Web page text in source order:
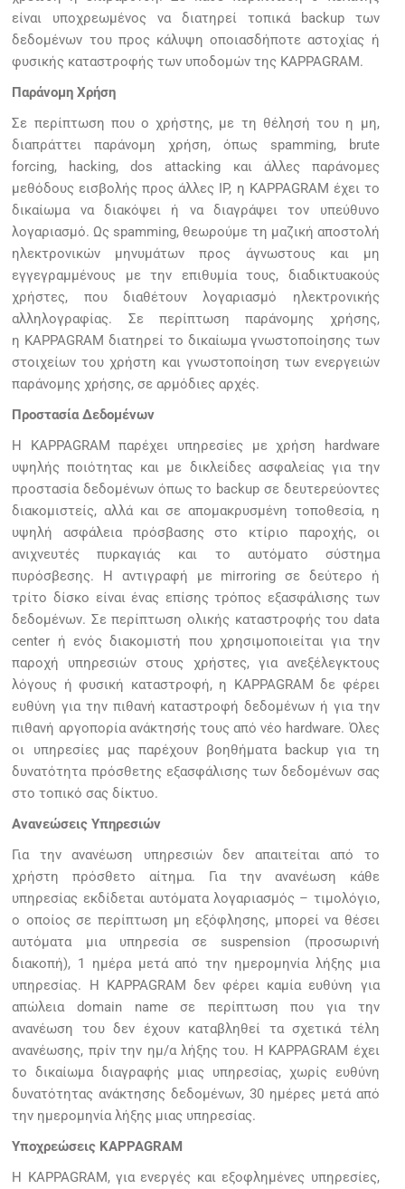
είναι υποχρεωμένος να διατηρεί τοπικά backup των
δεδομένων του προς κάλυψη οποιασδήποτε αστοχίας ή
φυσικής καταστροφής των υποδομών της KAPPAGRAM.
Παράνομη Χρήση
Σε περίπτωση που ο χρήστης, με τη θέλησή του η μη,
διαπράττει παράνομη χρήση, όπως spamming, brute
forcing, hacking, dos attacking και άλλες παράνομες
μεθόδους εισβολής προς άλλες IP, η KAPPAGRAM έχει το
δικαίωμα να διακόψει ή να διαγράψει τον υπεύθυνο
λογαριασμό. Ως spamming, θεωρούμε τη μαζική αποστολή
ηλεκτρονικών μηνυμάτων προς άγνωστους και μη
εγγεγραμμένους με την επιθυμία τους, διαδικτυακούς
χρήστες, που διαθέτουν λογαριασμό ηλεκτρονικής
αλληλογραφίας. Σε περίπτωση παράνομης χρήσης,
η KAPPAGRAM διατηρεί το δικαίωμα γνωστοποίησης των
στοιχείων του χρήστη και γνωστοποίηση των ενεργειών
παράνομης χρήσης, σε αρμόδιες αρχές.
Προστασία Δεδομένων
Η KAPPAGRAM παρέχει υπηρεσίες με χρήση hardware
υψηλής ποιότητας και με δικλείδες ασφαλείας για την
προστασία δεδομένων όπως το backup σε δευτερεύοντες
διακομιστείς, αλλά και σε απομακρυσμένη τοποθεσία, η
υψηλή ασφάλεια πρόσβασης στο κτίριο παροχής, οι
ανιχνευτές πυρκαγιάς και το αυτόματο σύστημα
πυρόσβεσης. Η αντιγραφή με mirroring σε δεύτερο ή
τρίτο δίσκο είναι ένας επίσης τρόπος εξασφάλισης των
δεδομένων. Σε περίπτωση ολικής καταστροφής του data
center ή ενός διακομιστή που χρησιμοποιείται για την
παροχή υπηρεσιών στους χρήστες, για ανεξέλεγκτους
λόγους ή φυσική καταστροφή, η KAPPAGRAM δε φέρει
ευθύνη για την πιθανή καταστροφή δεδομένων ή για την
πιθανή αργοπορία ανάκτησής τους από νέο hardware. Όλες
οι υπηρεσίες μας παρέχουν βοηθήματα backup για τη
δυνατότητα πρόσθετης εξασφάλισης των δεδομένων σας
στο τοπικό σας δίκτυο.
Ανανεώσεις Υπηρεσιών
Για την ανανέωση υπηρεσιών δεν απαιτείται από το
χρήστη πρόσθετο αίτημα. Για την ανανέωση κάθε
υπηρεσίας εκδίδεται αυτόματα λογαριασμός – τιμολόγιο,
ο οποίος σε περίπτωση μη εξόφλησης, μπορεί να θέσει
αυτόματα μια υπηρεσία σε suspension (προσωρινή
διακοπή), 1 ημέρα μετά από την ημερομηνία λήξης μια
υπηρεσίας. Η KAPPAGRAM δεν φέρει καμία ευθύνη για
απώλεια domain name σε περίπτωση που για την
ανανέωση του δεν έχουν καταβληθεί τα σχετικά τέλη
ανανέωσης, πρίν την ημ/α λήξης του. Η KAPPAGRAM έχει
το δικαίωμα διαγραφής μιας υπηρεσίας, χωρίς ευθύνη
δυνατότητας ανάκτησης δεδομένων, 30 ημέρες μετά από
την ημερομηνία λήξης μιας υπηρεσίας.
Υποχρεώσεις KAPPAGRAM
Η KAPPAGRAM, για ενεργές και εξοφλημένες υπηρεσίες,